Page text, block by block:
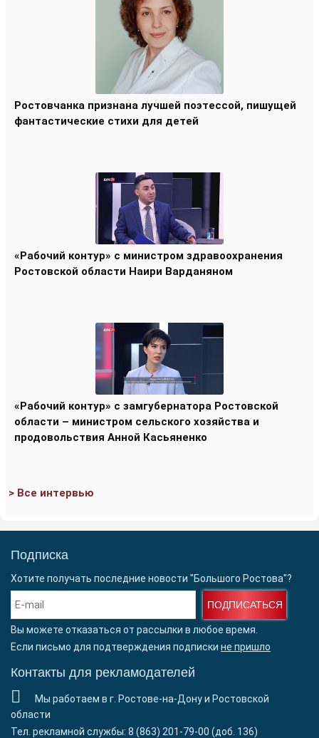
Ростовчанка признана лучшей поэтессой, пишущей
фантастические стихи для детей
«Рабочий контур» с министром здравоохранения
Ростовской области Наири Варданяном
«Рабочий контур» с замгубернатора Ростовской
области – министром сельского хозяйства и
продовольствия Анной Касьяненко
> Все интервью
Подписка
Хотите получать последние новости "Большого Ростова"?
ПОДПИСАТЬСЯ
Вы можете отказаться от рассылки в любое время.
Если письмо для подтверждения подписки не пришло
Контакты для рекламодателей
Мы работаем в г. Ростове-на-Дону и Ростовской
области
Тел. рекламной службы: 8 (863) 201-79-00 (доб. 136)